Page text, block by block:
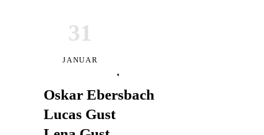
31
JANUAR
Marta Behr
Oskar Ebersbach
Lucas Gust